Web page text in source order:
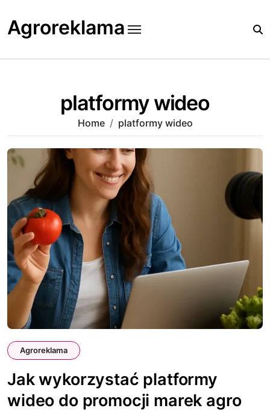
content
Agroreklama
platformy wideo
Home platformy wideo
Agroreklama
Jak wykorzystać platformy
wideo do promocji marek agro